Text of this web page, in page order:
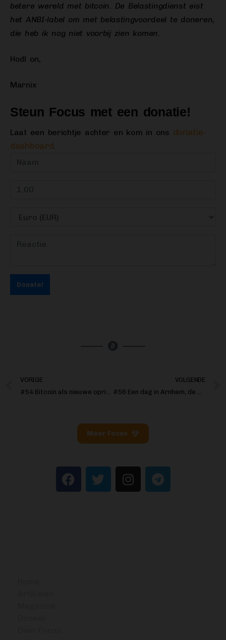
betere wereld met bitcoin. De Belastingdienst eist
het ANBI-label om met belastingvoordeel te doneren,
die heb ik nog niet voorbij zien komen.
Hodl on,
Marnix
Steun Focus met een donatie!
Laat een berichtje achter en kom in ons donatie-
dashboard.
Donate!
VORIGE
#54 Bitcoin als nieuwe oprit voor energiemarkt
VOLGENDE
#56 Een dag in Arnhem, de bitcoinstad van Nederland
Meer Focus